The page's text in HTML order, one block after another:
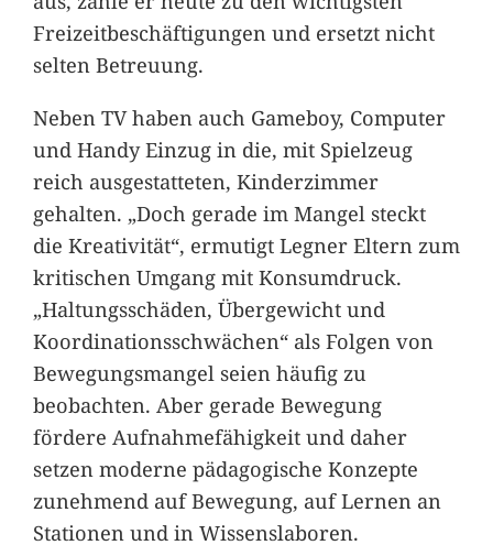
Freizeitbeschäftigungen und ersetzt nicht
selten Betreuung.
Neben TV haben auch Gameboy, Computer
und Handy Einzug in die, mit Spielzeug
reich ausgestatteten, Kinderzimmer
gehalten. „Doch gerade im Mangel steckt
die Kreativität“, ermutigt Legner Eltern zum
kritischen Umgang mit Konsumdruck.
„Haltungsschäden, Übergewicht und
Koordinationsschwächen“ als Folgen von
Bewegungsmangel seien häufig zu
beobachten. Aber gerade Bewegung
fördere Aufnahmefähigkeit und daher
setzen moderne pädagogische Konzepte
zunehmend auf Bewegung, auf Lernen an
Stationen und in Wissenslaboren.